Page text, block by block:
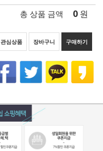
총 상품 금액 0 원
관심상품 장바구니 구매하기